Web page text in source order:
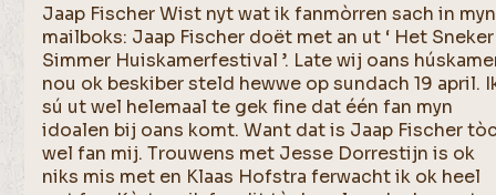
Jaap Fischer Wist nyt wat ik fanmòrren sach in myn
mailboks: Jaap Fischer doët met an ut ‘ Het Sneker
Simmer Huiskamerfestival ’. Late wij oans
nou ok beskiber steld hewwe op sundach 19 april.
sú ut wel helemaal te gek fine dat één fan myn
idoalen bij oans komt. Want dat is Jaap Fischer
wel fan mij. Trouwens met Jesse Dorrestijn is ok
niks mis met en Klaas Hofstra ferwacht ik ok heel